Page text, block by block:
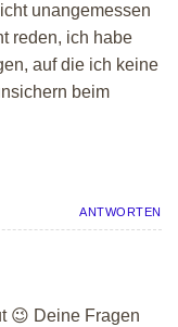
unangemessen
reden, ich habe
auf die ich keine
beim
ANTWORTEN
😉 Deine Fragen